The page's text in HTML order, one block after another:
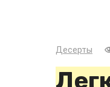
Десерты